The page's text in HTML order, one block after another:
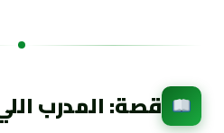
قصة: المدرب